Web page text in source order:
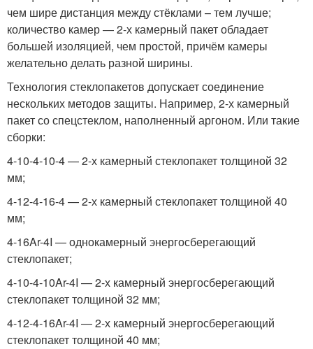
чем шире дистанция между стёклами – тем лучше;
количество камер — 2-х камерный пакет обладает
большей изоляцией, чем простой, причём камеры
желательно делать разной ширины.
Технология стеклопакетов допускает соединение
нескольких методов защиты. Например, 2-х камерный
пакет со спецстеклом, наполненный аргоном. Или такие
сборки:
4-10-4-10-4 — 2-х камерный стеклопакет толщиной 32
мм;
4-12-4-16-4 — 2-х камерный стеклопакет толщиной 40
мм;
4-16Ar-4I — однокамерный энергосберегающий
стеклопакет;
4-10-4-10Ar-4I — 2-х камерный энергосберегающий
стеклопакет толщиной 32 мм;
4-12-4-16Ar-4I — 2-х камерный энергосберегающий
стеклопакет толщиной 40 мм;